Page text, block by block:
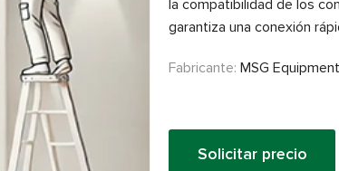
la compatibilidad de los
garantiza una conexión
Fabricante: MSG Equipment
Solicitar precio